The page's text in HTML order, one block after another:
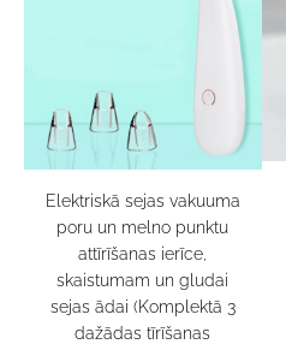
Elektriskā sejas vakuuma
poru un melno punktu
attīrīšanas ierīce,
skaistumam un gludai
sejas ādai (Komplektā 3
dažādas tīrīšanas